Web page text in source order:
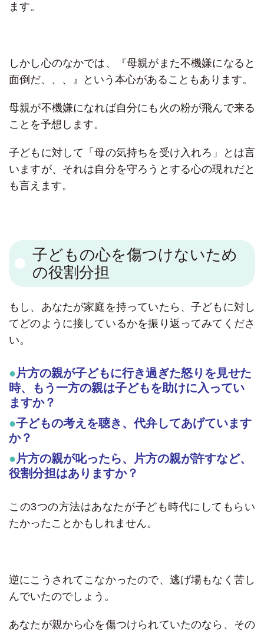
ます。
しかし心のなかでは、『母親がまた不機嫌になると
面倒だ、、、』という本心があることもあります。
母親が不機嫌になれば自分にも火の粉が飛んで来る
ことを予想します。
子どもに対して「母の気持ちを受け入れろ」とは言
いますが、それは自分を守ろうとする心の現れだと
も言えます。
子どもの心を傷つけないため
の役割分担
もし、あなたが家庭を持っていたら、子どもに対し
てどのように接しているかを振り返ってみてくださ
い。
片方の親が子どもに行き過ぎた怒りを見せた
時、もう一方の親は子どもを助けに入ってい
ますか？
子どもの考えを聴き、代弁してあげています
か？
片方の親が叱ったら、片方の親が許すなど、
役割分担はありますか？
この3つの方法はあなたが子ども時代にしてもらい
たかったことかもしれません。
逆にこうされてこなかったので、逃げ場もなく苦し
んでいたのでしょう。
あなたが親から心を傷つけられていたのなら、その